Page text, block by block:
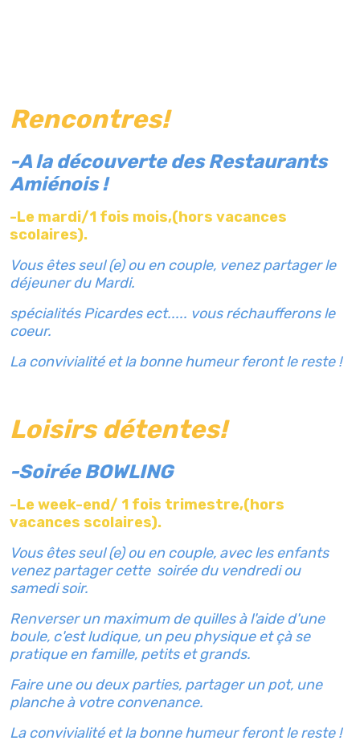
Rencontres!
-A la découverte des Restaurants
Amiénois !
-Le mardi/1 fois mois,(hors vacances
scolaires).
Vous êtes seul (e) ou en couple, venez partager le
déjeuner du Mardi.
spécialités Picardes ect..... vous réchaufferons le
coeur.
La convivialité et la bonne humeur feront le reste !
Loisirs détentes!
-Soirée BOWLING
-Le week-end/ 1 fois trimestre,(hors
vacances scolaires).
Vous êtes seul (e) ou en couple, avec les enfants
venez partager cette soirée du vendredi ou
samedi soir.
Renverser un maximum de quilles à l'aide d'une
boule, c'est ludique, un peu physique et çà se
pratique en famille, petits et grands.
Faire une ou deux parties, partager un pot, une
planche à votre convenance.
La convivialité et la bonne humeur feront le reste !